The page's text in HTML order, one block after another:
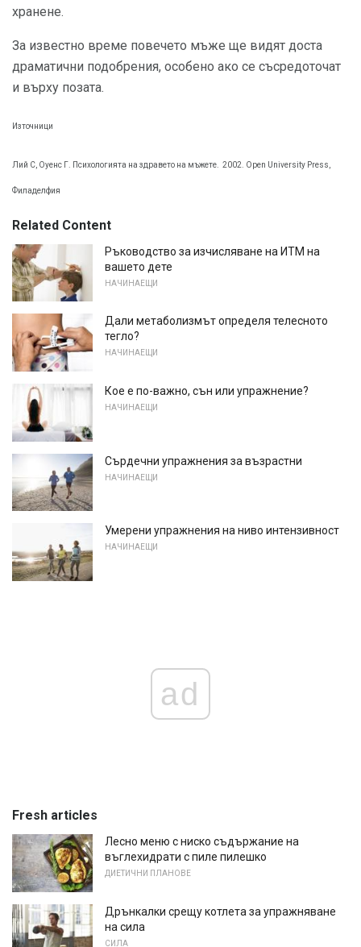
хранене.
За известно време повечето мъже ще видят доста
драматични подобрения, особено ако се съсредоточат
и върху позата.
Източници
Лий С, Оуенс Г. Психологията на здравето на мъжете. 2002. Open University Press,
Филаделфия
Related Content
Ръководство за изчисляване на ИТМ на
вашето дете
НАЧИНАЕЩИ
Дали метаболизмът определя телесното
тегло?
НАЧИНАЕЩИ
Кое е по-важно, сън или упражнение?
НАЧИНАЕЩИ
Сърдечни упражнения за възрастни
НАЧИНАЕЩИ
Умерени упражнения на ниво интензивност
НАЧИНАЕЩИ
ad
Fresh articles
Лесно меню с ниско съдържание на
въглехидрати с пиле пилешко
ДИЕТИЧНИ ПЛАНОВЕ
Дрънкалки срещу котлета за упражняване
на сила
СИЛА